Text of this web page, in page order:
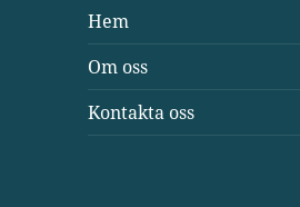
Hem
Om oss
Kontakta oss